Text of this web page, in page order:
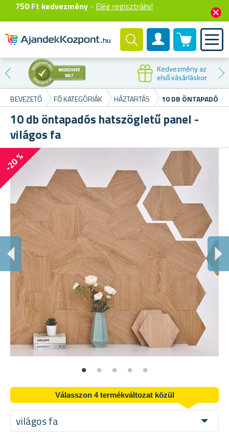
750 Ft kedvezmény - Elég regisztrálni!
Felhasználók fiók
0 termék
Kedvezmény az
első vásárláskor
BEVEZETŐ FŐ KATEGÓRIÁK HÁZTARTÁS 10 DB ÖNTAPADÓS
10 db öntapadós hatszögletű panel -
világos fa
-20 %
Válasszon 4 termékváltozat közül
világos fa